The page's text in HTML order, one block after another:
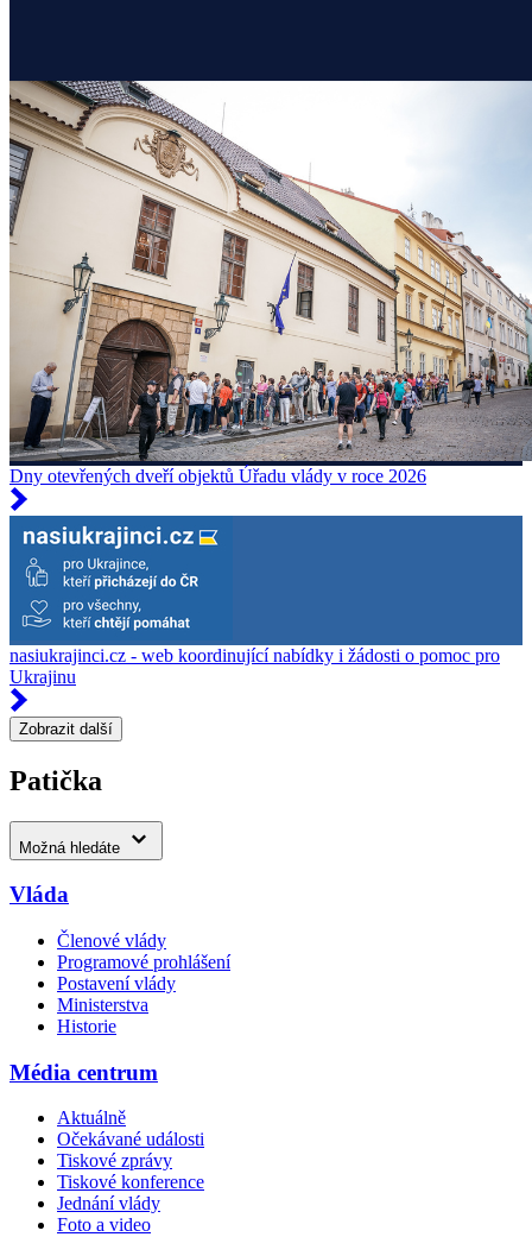
Dny otevřených dveří objektů Úřadu vlády v roce 2026
nasiukrajinci.cz - web koordinující nabídky i žádosti o pomoc pro
Ukrajinu
Zobrazit další
Patička
Možná hledáte
Vláda
Členové vlády
Programové prohlášení
Postavení vlády
Ministerstva
Historie
Média centrum
Aktuálně
Očekávané události
Tiskové zprávy
Tiskové konference
Jednání vlády
Foto a video